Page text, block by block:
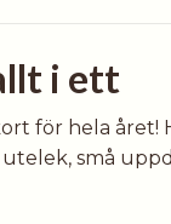
i ett
för hela året!
små